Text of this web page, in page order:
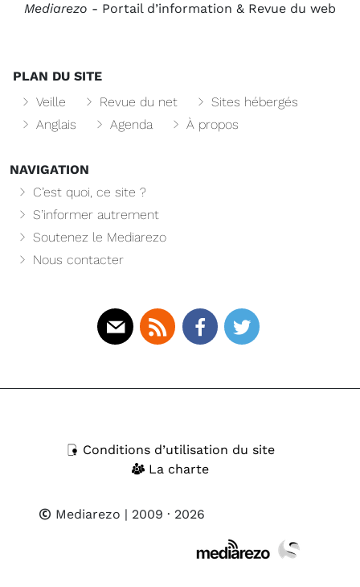
Mediarezo - Portail d’information & Revue du web
PLAN DU SITE
Veille
Revue du net
Sites hébergés
Anglais
Agenda À propos
NAVIGATION
C’est quoi, ce site ?
S’informer autrement
Soutenez le Mediarezo
Nous contacter
Conditions d’utilisation du site
La charte
Mediarezo | 2009 · 2026